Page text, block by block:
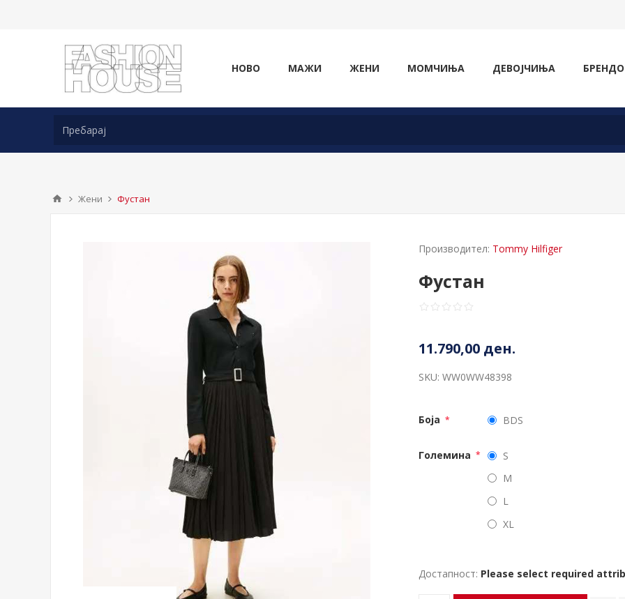
НОВО МАЖИ ЖЕНИ МОМЧИЊА ДЕВОЈЧИЊА
Жени Фустан
Производител: Tommy Hilfiger
Фустан
11.790,00 ден.
SKU: WW0WW48398
Боја * BDS
Големина *
S
M
L
XL
Достапност: Please select required